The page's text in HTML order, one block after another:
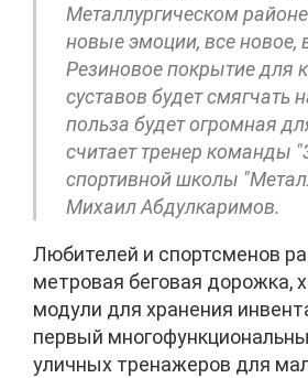
Металлургическом
новые эмоции, все новое,
Резиновое покрытие для
суставов будет смягчать
польза будет огромная
считает тренер команды
спортивной школы
Михаил Абдулкаримов.
Любителей и спортсменов
метровая беговая дорожка,
модули для хранения
первый
уличных тренажеров для